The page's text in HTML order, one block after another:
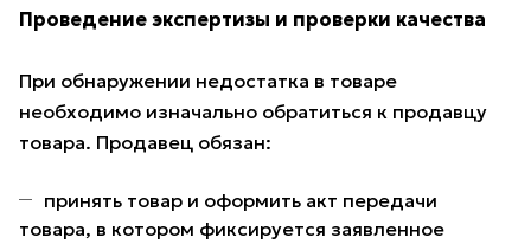
Проведение экспертизы и проверки качества
При обнаружении недостатка в товаре
необходимо изначально обратиться к продавцу
товара. Продавец обязан:
принять товар и оформить акт передачи
товара, в котором фиксируется заявленное